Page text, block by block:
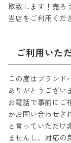
取致します！売ろ
当店をご利用くだ
ご利用いた
この度はブランド
ありがとうござい
お電話で事前にご
かお問い合わせさ
と言っていただけ
ませんし、対応の